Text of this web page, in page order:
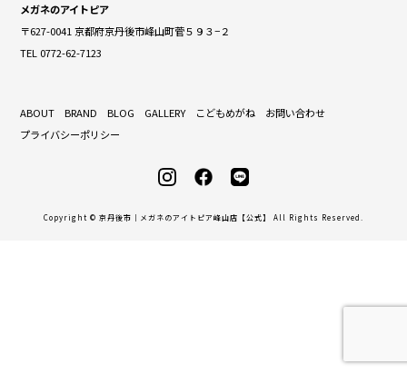
メガネのアイトピア
〒627-0041 京都府京丹後市峰山町菅５９３−２
TEL 0772-62-7123
ABOUT BRAND BLOG GALLERY こどもめがね
お問い合わせ
プライバシーポリシー
Copyright © 京丹後市｜メガネのアイトピア峰山店【公式】 All Rights Reserved.